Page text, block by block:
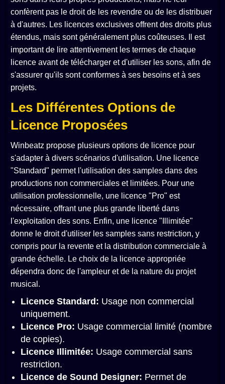
confèrent pas le droit de les revendre ou de les distribuer
à d'autres. Les licences exclusives offrent des droits plus
étendus, mais sont généralement plus coûteuses. Il est
important de lire attentivement les termes de chaque
licence avant de télécharger et d'utiliser les sons, afin de
s'assurer qu'ils sont conformes à ses besoins et à ses
projets.
Les Différentes Options de
Licence Proposées
Winbeatz propose plusieurs options de licence pour
s'adapter à divers scénarios d'utilisation. Une licence
"Standard" permet l'utilisation des samples dans des
productions non commerciales et limitées. Pour une
utilisation professionnelle, une licence "Pro" est
nécessaire, offrant une plus grande liberté dans
l'exploitation des sons. Enfin, une licence "Illimitée"
donne le droit d'utiliser les samples sans restriction, y
compris pour la revente et la distribution commerciale à
grande échelle. Le choix de la licence appropriée
dépendra donc de l'ampleur et de la nature du projet
musical.
Licence Standard: Usage non commercial
uniquement.
Licence Pro: Usage commercial limité (nombre
de copies).
Licence Illimitée: Usage commercial sans
restriction.
Licence de Sound Designer: Permet de